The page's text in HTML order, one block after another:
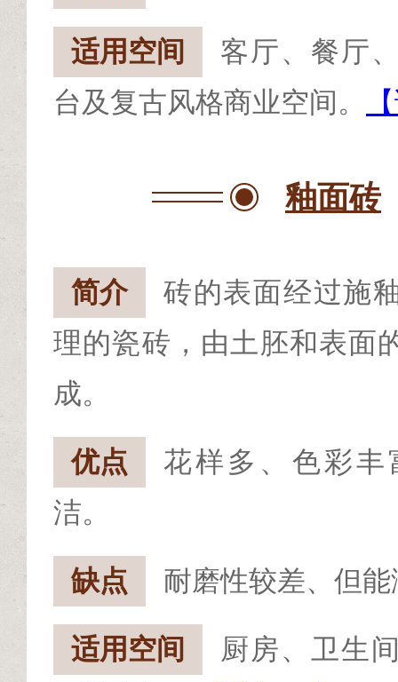
适用空间
客厅、餐厅
台及复古风格商业空间。
釉面砖
简介
砖的表面经过施
理的瓷砖，由土胚和表面
成。
优点
花样多、色彩
洁。
缺点 耐磨性较差、但
适用空间
厨房、卫生